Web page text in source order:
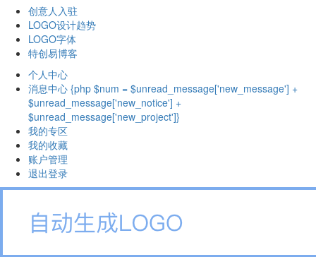
创意人入驻
LOGO设计趋势
LOGO字体
特创易博客
个人中心
消息中心 {php $num = $unread_message['new_message'] +
$unread_message['new_notice'] +
$unread_message['new_project']}
我的专区
我的收藏
账户管理
退出登录